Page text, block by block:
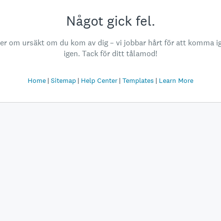
Något gick fel.
om ursäkt om du kom av dig – vi jobbar hårt för att komma
igen. Tack för ditt tålamod!
Home Sitemap Help Center Templates Learn More